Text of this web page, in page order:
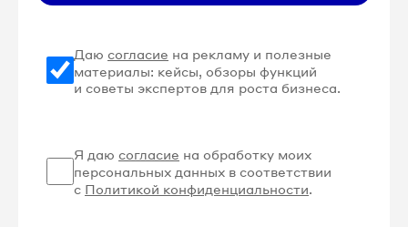
Даю согласие на рекламу и полезные
материалы: кейсы, обзоры функций
и советы экспертов для роста бизнеса.
Я даю согласие на обработку моих
персональных данных в соответствии
с Политикой конфиденциальности.